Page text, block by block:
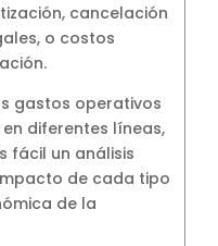
cancelación
o costos
gastos operativos
diferentes líneas,
fácil un análisis
de cada tipo
de la